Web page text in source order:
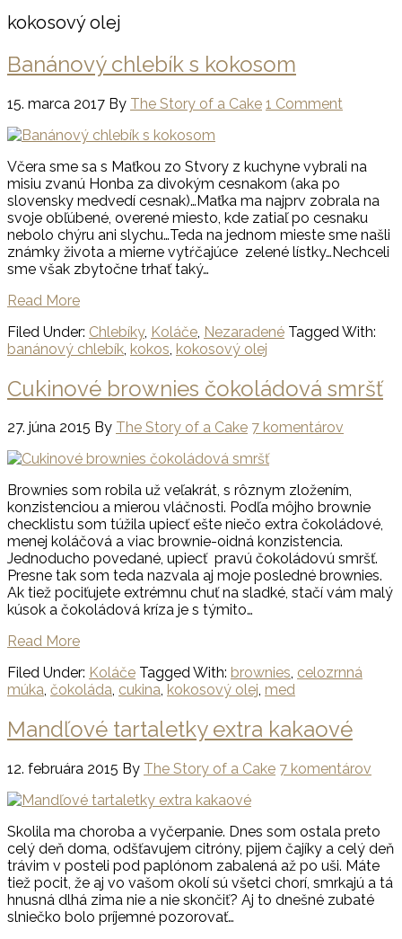
kokosový olej
Banánový chlebík s kokosom
15. marca 2017 By The Story of a Cake 1 Comment
Včera sme sa s Maťkou zo Stvory z kuchyne vybrali na
misiu zvanú Honba za divokým cesnakom (aka po
slovensky medvedí cesnak)…Maťka ma najprv zobrala na
svoje obľúbené, overené miesto, kde zatiaľ po cesnaku
nebolo chýru ani slychu…Teda na jednom mieste sme našli
známky života a mierne vytŕčajúce zelené lístky…Nechceli
sme však zbytočne trhať taký…
Read More
Filed Under: Chlebíky, Koláče Nezaradené Tagged With:
banánový chlebík kokos kokosový olej
Cukinové brownies čokoládová smršť
27. júna 2015 By The Story of a Cake 7 komentárov
Brownies som robila už veľakrát, s rôznym zložením,
konzistenciou a mierou vláčnosti. Podľa môjho brownie
checklistu som túžila upiecť ešte niečo extra čokoládové,
menej koláčová a viac brownie-oidná konzistencia.
Jednoducho povedané, upiecť pravú čokoládovú smršť.
Presne tak som teda nazvala aj moje posledné brownies.
Ak tiež pociťujete extrémnu chuť na sladké, stačí vám malý
kúsok a čokoládová kríza je s týmito…
Read More
Filed Under: Koláče Tagged With: brownies, celozrnná
múka, čokoláda, cukina, kokosový olej, med
Mandľové tartaletky extra kakaové
12. februára 2015 By The Story of a Cake 7 komentárov
Skolila ma choroba a vyčerpanie. Dnes som ostala preto
celý deň doma, odšťavujem citróny, pijem čajíky a celý deň
trávim v posteli pod paplónom zabalená až po uši. Máte
tiež pocit, že aj vo vašom okolí sú všetci chorí, smrkajú a tá
hnusná dlhá zima nie a nie skončiť? Aj to dnešné zubaté
slniečko bolo príjemné pozorovať…